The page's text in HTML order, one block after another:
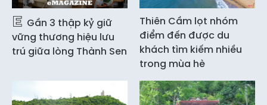
Gần 3 thập kỷ giữ
vững thương hiệu lưu
trú giữa lòng Thành Sen
Thiên Cầm lọt nhóm
điểm đến được du
khách tìm kiếm nhiều
trong mùa hè